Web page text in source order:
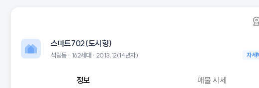
석림동 스마트702(도시형) 아파트 시세·실거래가·2
스마트702(도시형)는 석림동에 위치한 162세대 아파트로, 2013.12 입주한 14년
인근 학군으로는 서림초등학교, 서산중학교가 있습니다.
최고 10층, 용적률 448%, 건폐율 59%의 단지입니다.
생활편의 시설로는 모어라이스 (37m), 커피마마 서산석림점 (140m)이 있
스마트702(
스마트702(도시형)
석림동 · 162세대 · 2013.12(14년차) 석림
자세
정보 매물 시세